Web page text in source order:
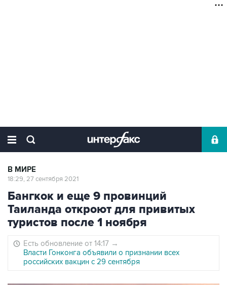
В МИРЕ
18:29, 27 сентября 2021
Бангкок и еще 9 провинций
Таиланда откроют для привитых
туристов после 1 ноября
Есть обновление от 14:17 →
Власти Гонконга объявили о признании всех
российских вакцин с 29 сентября